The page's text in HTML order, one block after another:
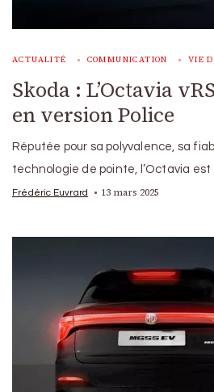
ACTUALITÉ COMMUNICATION VIE
Skoda : L’Octavia
en version Police
Réputée pour sa polyvalence, sa
technologie de pointe, l’Octavia est
Frédéric Euvrard 13 mars 2025